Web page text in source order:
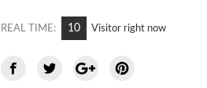
REAL TIME: 10 Visitor right now